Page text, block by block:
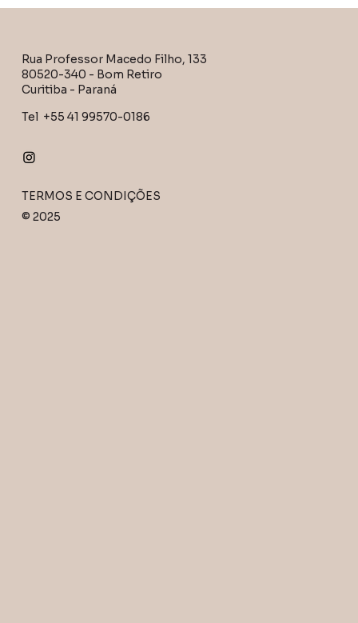
Rua Professor Macedo Filho, 133
80520-340 - Bom Retiro
Curitiba - Paraná
Tel +55 41 99570-0186
TERMOS E CONDIÇÕES
© 2025